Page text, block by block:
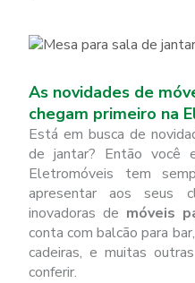
As novidades de
chegam primeiro na
Está em busca de
de jantar? Então
Eletromóveis tem
apresentar aos seus
inovadoras de móveis
conta com balcão para
cadeiras, e muitas
conferir.